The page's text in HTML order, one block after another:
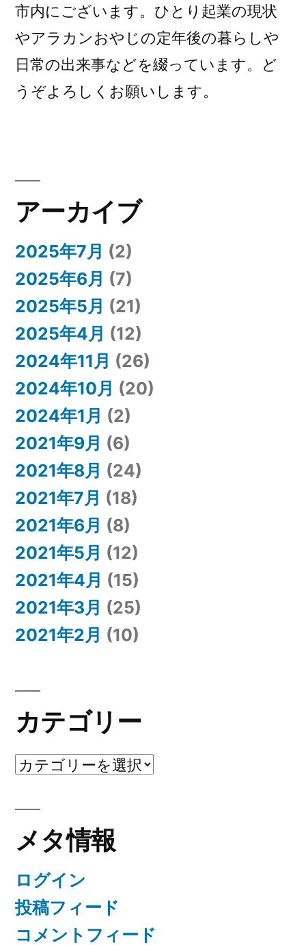
市内にございます。ひとり起業の現状
やアラカンおやじの定年後の暮らしや
日常の出来事などを綴っています。ど
うぞよろしくお願いします。
アーカイブ
2025年7月 (2)
2025年6月 (7)
2025年5月 (21)
2025年4月 (12)
2024年11月 (26)
2024年10月 (20)
2024年1月 (2)
2021年9月 (6)
2021年8月 (24)
2021年7月 (18)
2021年6月 (8)
2021年5月 (12)
2021年4月 (15)
2021年3月 (25)
2021年2月 (10)
カテゴリー
カ
リ
ー
メタ情報
ログイン
投稿フィード
コメントフィード